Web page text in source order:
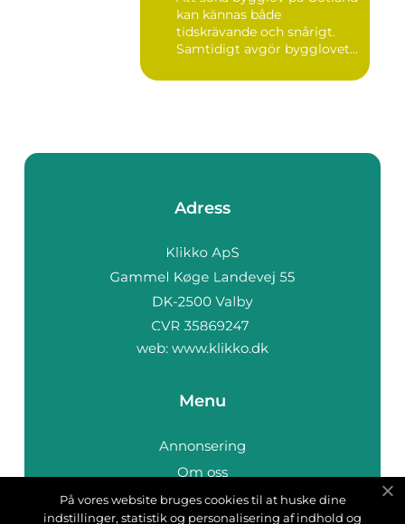
kan kännas både
tidskrävande och snårigt.
Samtidigt avgör bygglovet
Adress
web: www.klikko.dk
Menu
Annonsering
Om oss
Cookies
På vores website bruges cookies til at huske dine
indstillinger, statistik og personalisering af indhold og